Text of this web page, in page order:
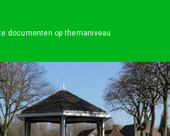
documenten op themaniveau